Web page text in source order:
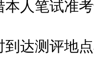
笔试准考
测评地点